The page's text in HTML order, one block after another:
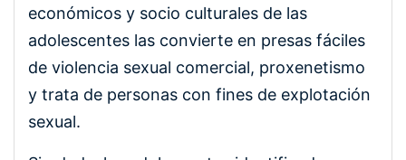
económicos y socio culturales de las
adolescentes las convierte en presas fáciles
de violencia sexual comercial, proxenetismo
y trata de personas con fines de explotación
sexual.